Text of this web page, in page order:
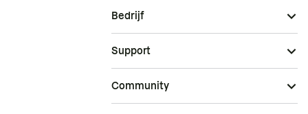
Bedrijf
Support
Community